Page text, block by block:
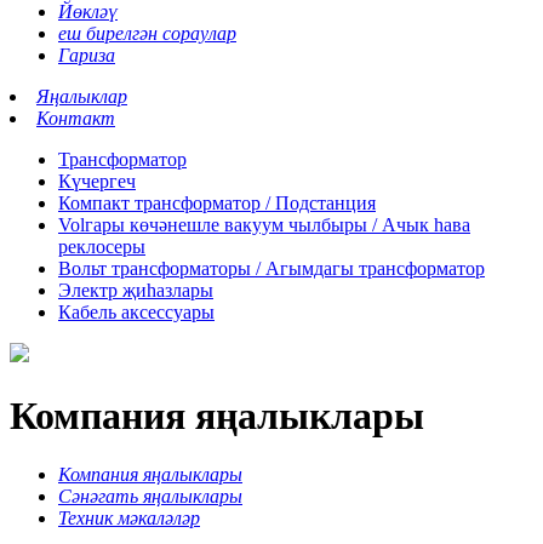
Йөкләү
еш бирелгән сораулар
Гариза
Яңалыклар
Контакт
Трансформатор
Күчергеч
Компакт трансформатор / Подстанция
Volгары көчәнешле вакуум чылбыры / Ачык һава
реклосеры
Вольт трансформаторы / Агымдагы трансформатор
Электр җиһазлары
Кабель аксессуары
Компания яңалыклары
Компания яңалыклары
Сәнәгать яңалыклары
Техник мәкаләләр